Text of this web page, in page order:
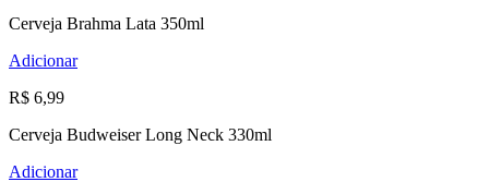
Cerveja Brahma Lata 350ml
Adicionar
R$ 6,99
Cerveja Budweiser Long Neck 330ml
Adicionar